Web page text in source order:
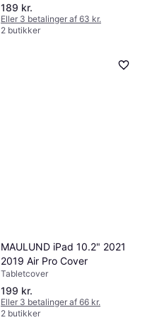
189 kr.
Eller 3 betalinger af 63 kr.
2 butikker
MAULUND iPad 10.2" 2021
2019 Air Pro Cover
Tabletcover
199 kr.
Eller 3 betalinger af 66 kr.
2 butikker